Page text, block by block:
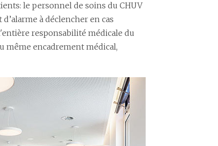
le personnel de soins du CHUV
à déclencher en cas
responsabilité médicale du
encadrement médical,